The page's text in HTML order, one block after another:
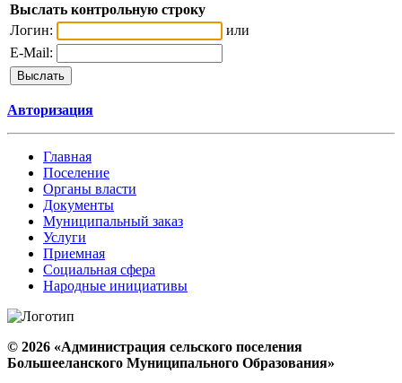
Выслать контрольную строку
Логин:
или
E-Mail:
Авторизация
Главная
Поселение
Органы власти
Документы
Муниципальный заказ
Услуги
Приемная
Социальная сфера
Народные инициативы
© 2026 «Администрация сельского поселения
Большееланского Муниципального Образования»